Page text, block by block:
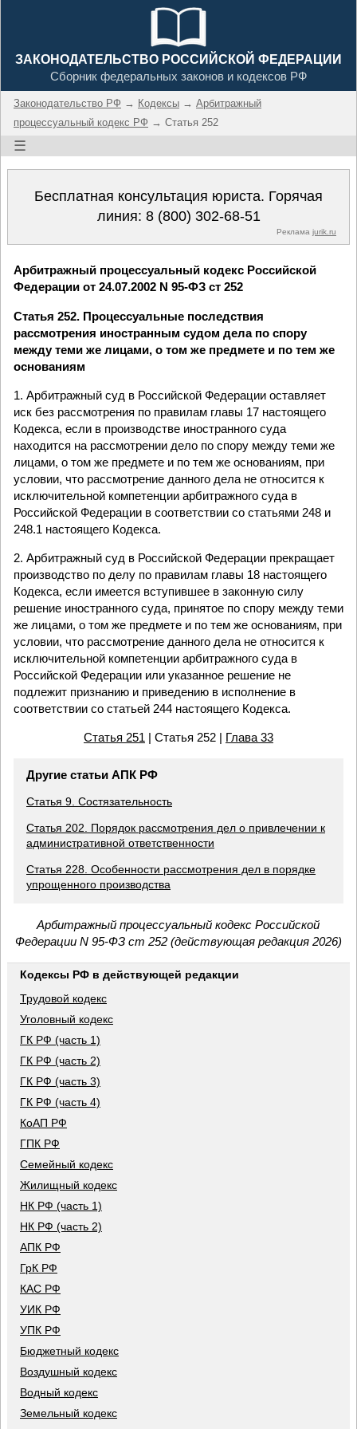
ЗАКОНОДАТЕЛЬСТВО РОССИЙСКОЙ ФЕДЕРАЦИИ
Сборник федеральных законов и кодексов РФ
Законодательство РФ → Кодексы → Арбитражный
процессуальный кодекс РФ → Статья 252
☰
Бесплатная консультация юриста. Горячая
линия: 8 (800) 302-68-51
Реклама jurik.ru
Арбитражный процессуальный кодекс Российской
Федерации от 24.07.2002 N 95-ФЗ ст 252
Статья 252. Процессуальные последствия
рассмотрения иностранным судом дела по спору
между теми же лицами, о том же предмете и по тем же
основаниям
1. Арбитражный суд в Российской Федерации оставляет
иск без рассмотрения по правилам главы 17 настоящего
Кодекса, если в производстве иностранного суда
находится на рассмотрении дело по спору между теми же
лицами, о том же предмете и по тем же основаниям, при
условии, что рассмотрение данного дела не относится к
исключительной компетенции арбитражного суда в
Российской Федерации в соответствии со статьями 248 и
248.1 настоящего Кодекса.
2. Арбитражный суд в Российской Федерации прекращает
производство по делу по правилам главы 18 настоящего
Кодекса, если имеется вступившее в законную силу
решение иностранного суда, принятое по спору между теми
же лицами, о том же предмете и по тем же основаниям, при
условии, что рассмотрение данного дела не относится к
исключительной компетенции арбитражного суда в
Российской Федерации или указанное решение не
подлежит признанию и приведению в исполнение в
соответствии со статьей 244 настоящего Кодекса.
Статья 251 | Статья 252 | Глава 33
Другие статьи АПК РФ
Статья 9. Состязательность
Статья 202. Порядок рассмотрения дел о привлечении к
административной ответственности
Статья 228. Особенности рассмотрения дел в порядке
упрощенного производства
Арбитражный процессуальный кодекс Российской
Федерации N 95-ФЗ ст 252 (действующая редакция 2026)
Кодексы РФ в действующей редакции
Трудовой кодекс
Уголовный кодекс
ГК РФ (часть 1)
ГК РФ (часть 2)
ГК РФ (часть 3)
ГК РФ (часть 4)
КоАП РФ
ГПК РФ
Семейный кодекс
Жилищный кодекс
НК РФ (часть 1)
НК РФ (часть 2)
АПК РФ
ГрК РФ
КАС РФ
УИК РФ
УПК РФ
Бюджетный кодекс
Воздушный кодекс
Водный кодекс
Земельный кодекс